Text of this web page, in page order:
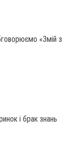
«Змій з
і брак знань